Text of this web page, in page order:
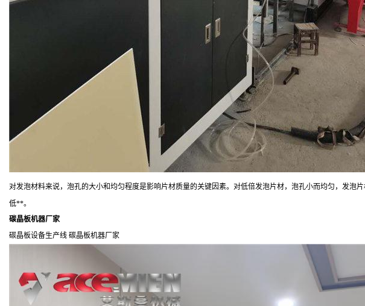
对发泡材料来说，泡孔的大小和均匀程度是影响片材质量的关键因素。对低倍发泡片材，泡孔小而均匀，发
低**。
碳晶板机器厂家
碳晶板设备生产线 碳晶板机器厂家